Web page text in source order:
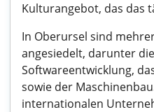
Kulturangebot, das das
In Oberursel sind
angesiedelt, darunter
Softwareentwicklung,
sowie der
internationalen